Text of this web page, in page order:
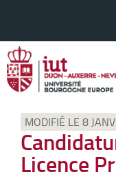
MODIFIÉ LE 8
Licence